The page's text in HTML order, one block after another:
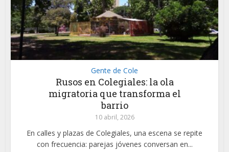
Gente de Cole
Rusos en Colegiales: la ola
migratoria que transforma el
barrio
10 abril, 2026
En calles y plazas de Colegiales, una escena se repite
con frecuencia: parejas jóvenes conversan en...